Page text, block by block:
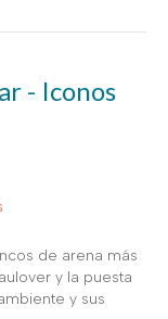
- Iconos
de arena más
y la puesta
y sus